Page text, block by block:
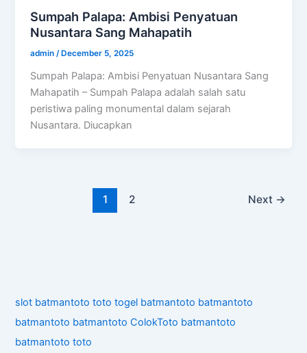
Sumpah Palapa: Ambisi Penyatuan
Nusantara Sang Mahapatih
admin/ December 5, 2025
Sumpah Palapa: Ambisi Penyatuan Nusantara Sang
Mahapatih – Sumpah Palapa adalah salah satu
peristiwa paling monumental dalam sejarah
Nusantara. Diucapkan
1 2 Next →
slot batmantoto toto togel batmantoto batmantoto
batmantoto batmantoto ColokToto batmantoto
batmantoto toto